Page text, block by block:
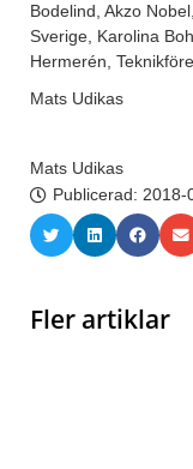
Bodelind, Akzo
Sverige, Karolina
Hermerén,
Mats Udikas
Mats Udikas
Publicerad: 2018-
Fler artiklar